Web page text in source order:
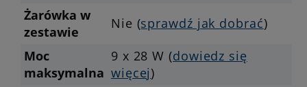
Żarówka w
zestawie
Nie (sprawdź jak dobrać)
Moc
maksymalna
9 x 28 W (dowiedz się
więcej)